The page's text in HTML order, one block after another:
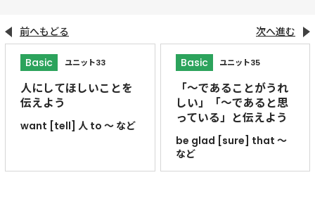
前へもどる
Basic ユニット33
人にしてほしいことを
伝えよう
want [tell] 人 to ～ など
次へ進む
Basic ユニット35
「～であることがうれ
しい」「～であると思
っている」と伝えよう
be glad [sure] that ～
など